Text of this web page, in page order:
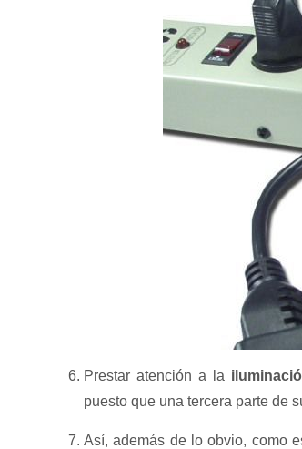
Prestar atención a la
puesto que una tercera parte de
Así, además de lo obvio, como